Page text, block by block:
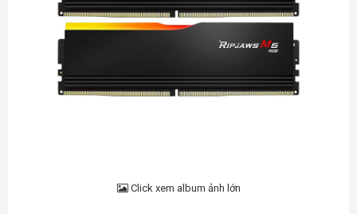
Click xem album ảnh lớn